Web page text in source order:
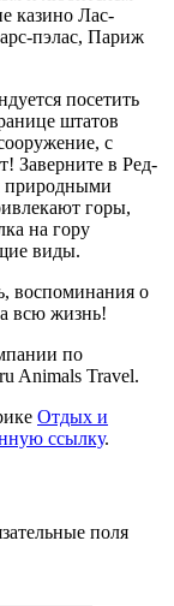
казино Лас-
пэлас, Париж
посетить
штатов
с
Заверните в Ред-
природными
горы,
на гору
виды.
воспоминания о
всю жизнь!
по
Animals Travel.
Отдых и
ссылку.
поля